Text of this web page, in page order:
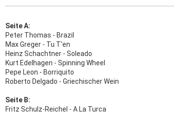
Seite A:
Peter Thomas - Brazil
Max Greger - Tu T'en
Heinz Schachtner - Soleado
Kurt Edelhagen - Spinning Wheel
Pepe Leon - Borriquito
Roberto Delgado - Griechischer Wein
Seite B:
Fritz Schulz-Reichel - A La Turca